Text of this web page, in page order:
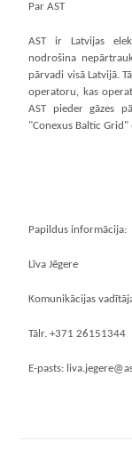
Par AST
AST ir Latvijas
nodrošina
pārvadi visā Latvijā.
operatoru, kas
AST pieder gāzes
"Conexus Baltic
Papildus informācija:
Līva Jēgere
Komunikācijas
Tālr. +371 26151344
E-pasts: